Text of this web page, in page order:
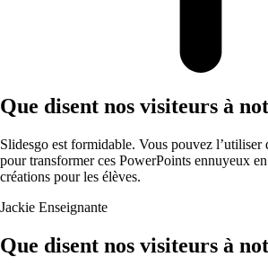
Que disent nos visiteurs à
Slidesgo est formidable. Vous pouvez l’utiliser
pour transformer ces PowerPoints ennuyeux
créations pour les élèves.
Jackie Enseignante
Que disent nos visiteurs à